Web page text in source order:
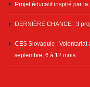
Projet éducatif inspiré par
DERNIÈRE CHANCE : 3
CES Slovaquie : Volontariat
septembre, 6 à 12 mois